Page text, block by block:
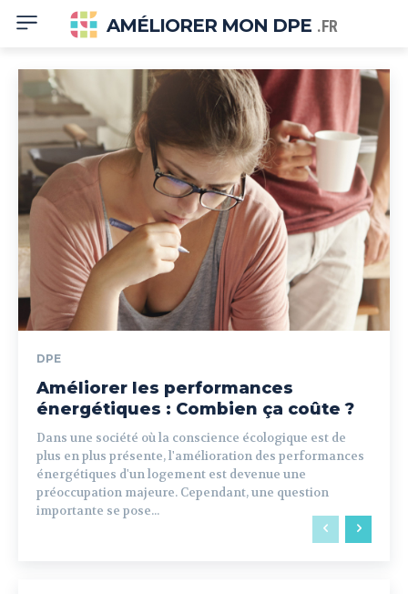
AMÉLIORER MON DPE .FR
DPE
Améliorer les performances
énergétiques : Combien ça coûte ?
Dans une société où la conscience écologique est de
plus en plus présente, l'amélioration des performances
énergétiques d'un logement est devenue une
préoccupation majeure. Cependant, une question
importante se pose...